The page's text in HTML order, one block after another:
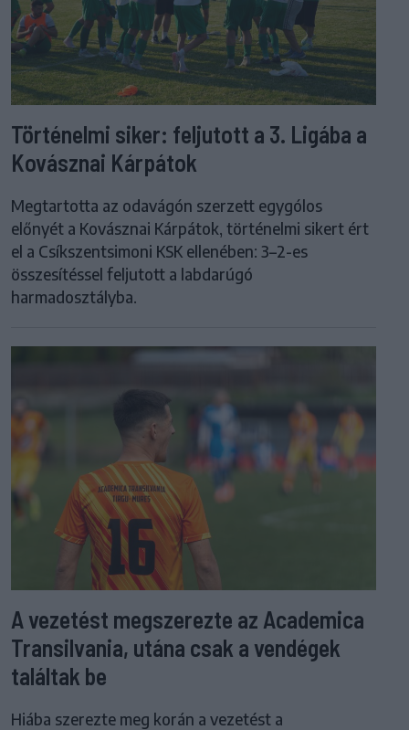
Történelmi siker: feljutott a 3. Ligába a
Kovásznai Kárpátok
Megtartotta az odavágón szerzett egygólos
előnyét a Kovásznai Kárpátok, történelmi sikert ért
el a Csíkszentsimoni KSK ellenében: 3–2-es
összesítéssel feljutott a labdarúgó
harmadosztályba.
A vezetést megszerezte az Academica
Transilvania, utána csak a vendégek
találtak be
Hiába szerezte meg korán a vezetést a